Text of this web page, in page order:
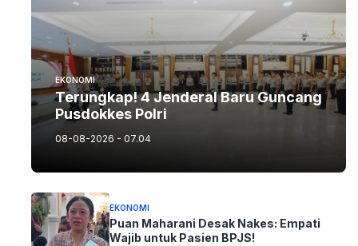
EKONOMI
Terungkap! 4 Jenderal Baru Guncang
Pusdokkes Polri
08-08-2026 - 07.04
EKONOMI
Puan Maharani Desak Nakes: Empati
Wajib untuk Pasien BPJS!